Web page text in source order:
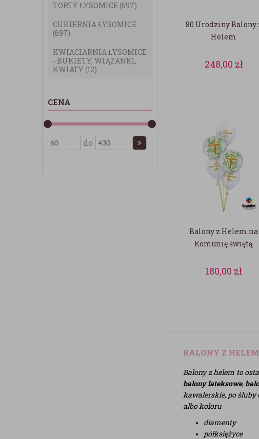
TORTY ŁYSOMICE (697)
CUKIERNIA ŁYSOMICE
(697)
KWIACIARNIA ŁYSOMICE
- BUKIETY, WIĄZANKI,
KWIATY (12)
CENA
do
80 Urodziny Balony
Helem
248,00 zł
Balony z Helem na
Komunię świętą
180,00 zł
BALONY Z
Balony z helem to
balony lateksowe,
kawalerskie, po śluby
albo koloru
diamenty
półksiężyce